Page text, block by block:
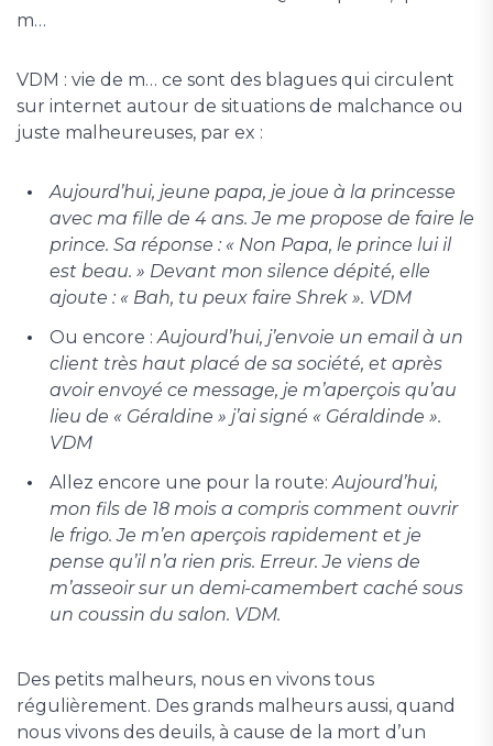
m…
VDM : vie de m… ce sont des blagues qui circulent
sur internet autour de situations de malchance ou
juste malheureuses, par ex :
Aujourd’hui, jeune papa, je joue à la princesse
avec ma fille de 4 ans. Je me propose de faire le
prince. Sa réponse : « Non Papa, le prince lui il
est beau. » Devant mon silence dépité, elle
ajoute : « Bah, tu peux faire Shrek ». VDM
Ou encore : Aujourd’hui, j’envoie un emailà un
client très haut placé de sa société, et après
avoir envoyé ce message, je m’aperçois qu’au
lieu de « Géraldine » j’ai signé « Géraldinde ».
VDM
Allez encore une pour la route: Aujourd’hui,
mon fils de 18 mois a compris comment ouvrir
le frigo. Je m’en aperçois rapidement et je
pense qu’il n’a rien pris. Erreur. Je viens de
m’asseoir sur un demi-camembert caché sous
un coussin du salon. VDM.
Des petits malheurs, nous en vivons tous
régulièrement. Des grands malheurs aussi, quand
nous vivons des deuils, à cause de la mort d’un